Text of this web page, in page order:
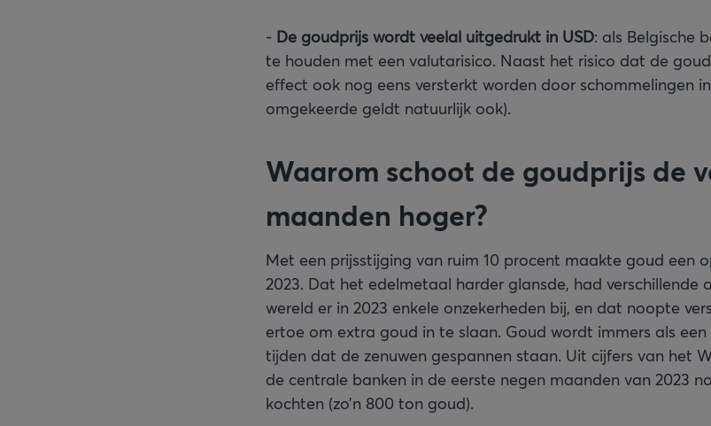
- De goudprijs wordt veelal uitgedrukt in USD: als Belgische
te houden met een valutarisico. Naast het risico dat de
effect ook nog eens versterkt worden door schommelingen
omgekeerde geldt natuurlijk ook).
Waarom schoot de goudprijs de
maanden hoger?
Met een prijsstijging van ruim 10 procent maakte goud een
2023. Dat het edelmetaal harder glansde, had verschillende
wereld er in 2023 enkele onzekerheden bij, en dat noopte
ertoe om extra goud in te slaan. Goud wordt immers als een
tijden dat de zenuwen gespannen staan. Uit cijfers van het
de centrale banken in de eerste negen maanden van 2023
kochten (zo’n 800 ton goud).